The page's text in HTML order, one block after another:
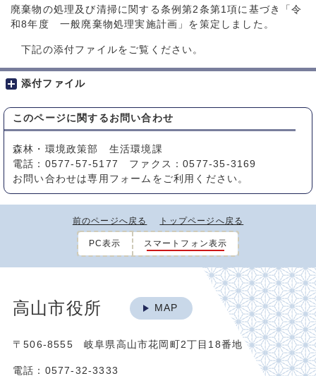
廃棄物の処理及び清掃に関する条例第2条第1項に基づき「令
和8年度 一般廃棄物処理実施計画」を策定しました。
下記の添付ファイルをご覧ください。
添付ファイル
このページに関する お問い合わせ
森林・環境政策部 生活環境課
電話：0577-57-5177 ファクス：0577-35-3169
お問い合わせは専用フォームをご利用ください。
前のページへ戻る トップページへ戻る
PC表示 スマートフォン表示
高山市役所 MAP
〒506-8555 岐阜県高山市花岡町2丁目18番地
電話：0577-32-3333